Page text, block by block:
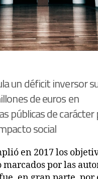
un déficit inversor
de euros en
públicas de
social
en 2017 los
por las